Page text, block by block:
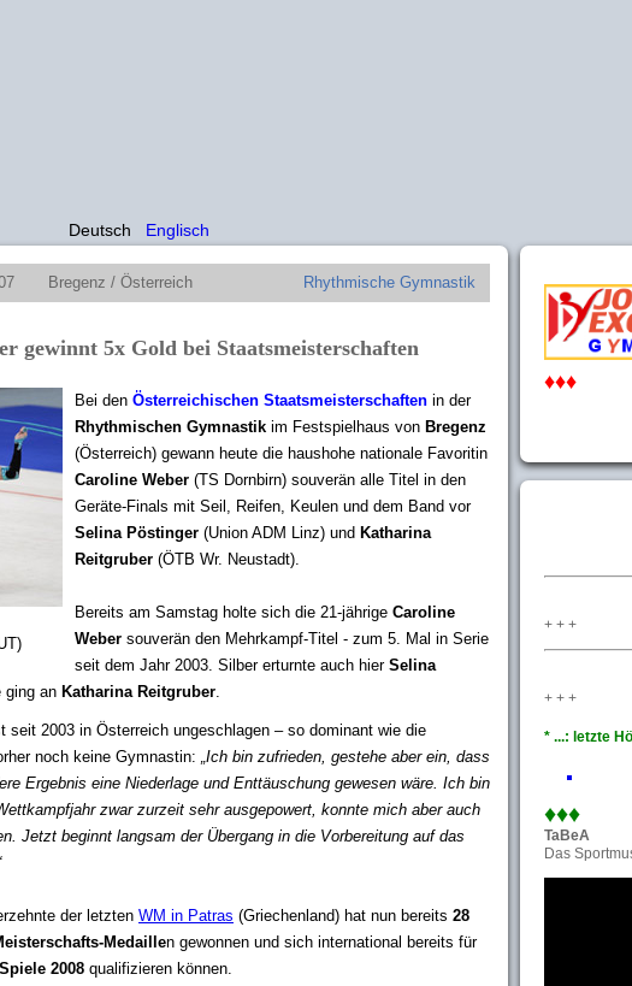
Deutsch Englisch
Bregenz / Österreich Rhythmische Gymnastik
gewinnt 5x Gold bei Staatsmeisterschaften
Bei den Österreichischen Staatsmeisterschaften in der
Rhythmischen Gymnastik im Festspielhaus von Bregenz
(Österreich) gewann heute die haushohe nationale Favoritin
Caroline Weber (TS Dornbirn) souverän alle Titel in den
Geräte-Finals mit Seil, Reifen, Keulen und dem Band vor
Selina Pöstinger (Union ADM Linz) und Katharina
Reitgruber (ÖTB Wr. Neustadt).
Bereits am Samstag holte sich die 21-jährige Caroline
Weber souverän den Mehrkampf-Titel - zum 5. Mal in Serie
seit dem Jahr 2003. Silber erturnte auch hier Selina
ging an Katharina Reitgruber.
seit 2003 in Österreich ungeschlagen – so dominant wie die
noch keine Gymnastin: „Ich bin zufrieden, gestehe aber ein, dass
Ergebnis eine Niederlage und Enttäuschung gewesen wäre. Ich bin
zwar zurzeit sehr ausgepowert, konnte mich aber auch
Jetzt beginnt langsam der Übergang in die Vorbereitung auf das
der letzten WM in Patras (Griechenland) hat nun bereits 28
Medaillen gewonnen und sich international bereits für
2008 qualifizieren können.
♦♦♦
+ + +
+ + +
* ...: letzte
♦♦♦
TaBeA
Das